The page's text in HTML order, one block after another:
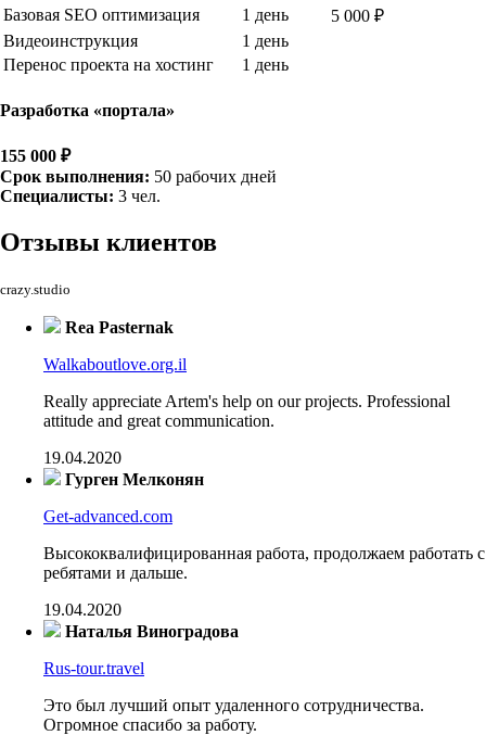
Базовая SEO оптимизация
1 день
5 000 ₽
Видеоинструкция
1 день
Перенос проекта на хостинг
1 день
Разработка «портала»
155 000 ₽
Срок выполнения: 50 рабочих дней
Специалисты: 3 чел.
Отзывы клиентов
crazy.studio
Rea Pasternak
Walkaboutlove.org.il
Really appreciate Artem's help on our projects. Professional
attitude and great communication.
19.04.2020
Гурген Мелконян
Get-advanced.com
Высококвалифицированная работа, продолжаем работать с
ребятами и дальше.
19.04.2020
Наталья Виноградова
Rus-tour.travel
Это был лучший опыт удаленного сотрудничества.
Огромное спасибо за работу.